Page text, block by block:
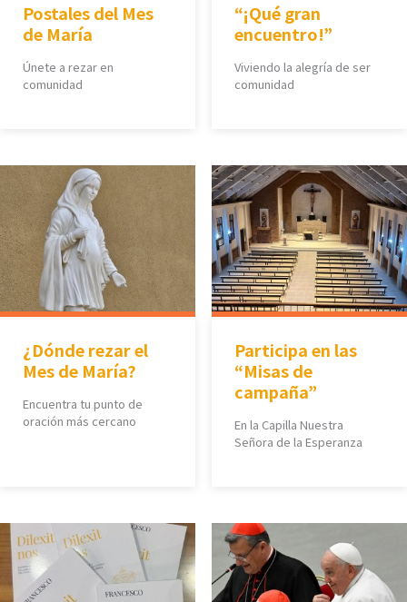
CORONAS DE CARIDAD
Postales del Mes
de María
Únete a rezar en
comunidad
“¡Qué gran
encuentro!”
Viviendo la alegría de ser
comunidad
¿Dónde rezar el
Mes de María?
Encuentra tu punto de
oración más cercano
Participa en las
“Misas de
campaña”
En la Capilla Nuestra
Señora de la Esperanza